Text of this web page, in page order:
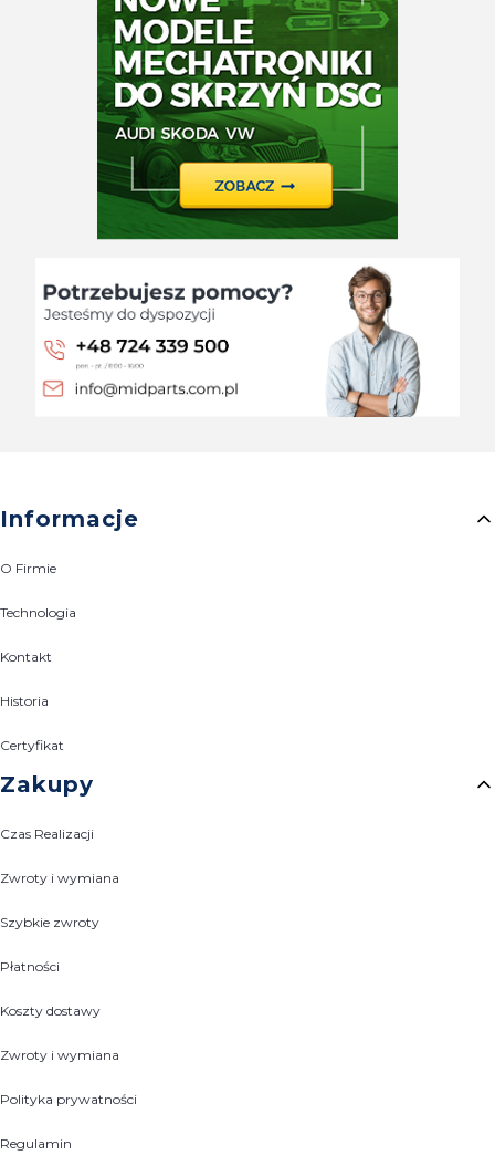
Linki w stopce
Informacje
O Firmie
Technologia
Kontakt
Historia
Certyfikat
Zakupy
Czas Realizacji
Zwroty i wymiana
Szybkie zwroty
Płatności
Koszty dostawy
Zwroty i wymiana
Polityka prywatności
Regulamin